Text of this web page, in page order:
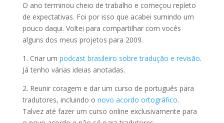
O ano terminou cheio de trabalho e começou repleto
de expectativas. Foi por isso que acabei sumindo um
pouco daqui. Voltei para compartilhar com vocês
alguns dos meus projetos para 2009.
1. Criar um podcast brasileiro sobre tradução e revisão.
Já tenho várias ideias anotadas.
2. Reunir coragem e dar um curso de português para
tradutores, incluindo o novo acordo ortográfico.
Talvez até fazer um curso online exclusivamente para